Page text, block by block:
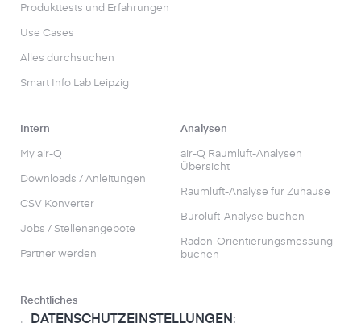
Produkttests und Erfahrungen
Use Cases
Alles durchsuchen
Smart Info Lab Leipzig
Intern
My air-Q
Downloads / Anleitungen
CSV Konverter
Jobs / Stellenangebote
Partner werden
Analysen
air-Q Raumluft-Analysen
Übersicht
Raumluft-Analyse für Zuhause
Büroluft-Analyse buchen
Radon-Orientierungs­messung
buchen
Rechtliches
DATENSCHUTZEINSTELLUNGEN :